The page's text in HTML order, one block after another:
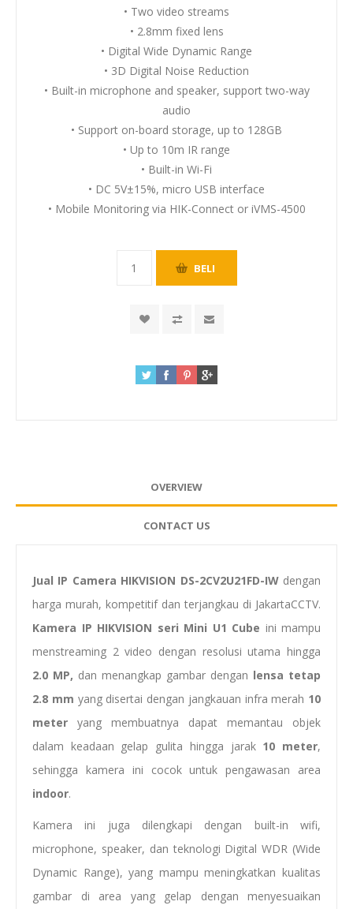
• Two video streams
• 2.8mm fixed lens
• Digital Wide Dynamic Range
• 3D Digital Noise Reduction
• Built-in microphone and speaker, support two-way
audio
• Support on-board storage, up to 128GB
• Up to 10m IR range
• Built-in Wi-Fi
• DC 5V±15%, micro USB interface
• Mobile Monitoring via HIK-Connect or iVMS-4500
OVERVIEW
CONTACT US
Jual IP Camera HIKVISION DS-2CV2U21FD-IW dengan
harga murah, kompetitif dan terjangkau di JakartaCCTV.
Kamera IP HIKVISION seri Mini U1 Cube ini mampu
menstreaming 2 video dengan resolusi utama hingga
2.0 MP, dan menangkap gambar dengan lensa tetap
2.8 mm yang disertai dengan jangkauan infra merah 10
meter yang membuatnya dapat memantau objek
dalam keadaan gelap gulita hingga jarak 10 meter,
sehingga kamera ini cocok untuk pengawasan area
indoor.
Kamera ini juga dilengkapi dengan built-in wifi,
microphone, speaker, dan teknologi Digital WDR (Wide
Dynamic Range), yang mampu meningkatkan kualitas
gambar di area yang gelap dengan menyesuaikan